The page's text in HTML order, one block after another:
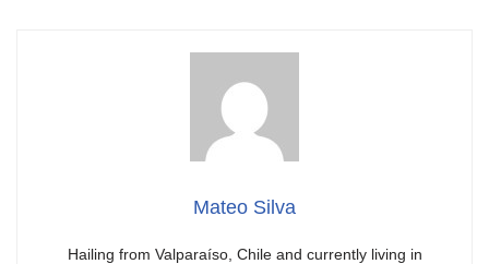
Mateo Silva
Hailing from Valparaíso, Chile and currently living in